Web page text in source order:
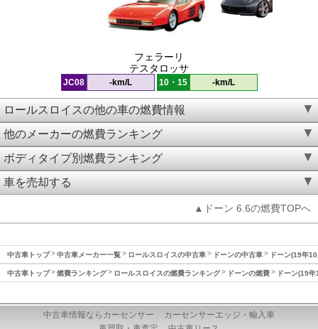
フェラーリ
テスタロッサ
JC08 -km/L 10・15 -km/L
ロールスロイスの他の車の燃費情報
他のメーカーの燃費ランキング
ボディタイプ別燃費ランキング
車を売却する
▲ドーン 6.6の燃費TOPへ
中古車トップ 中古車メーカー一覧 ロールスロイスの中古車 ドーンの中古車 ドーン(19年
中古車トップ 燃費ランキング ロールスロイスの燃費ランキング ドーンの燃費 ドーン(19
中古車情報ならカーセンサー
カーセンサーエッジ・輸入車